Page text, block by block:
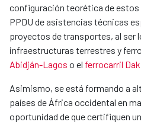
configuración teorética de estos
PPDU de asistencias técnicas
proyectos de transportes, al ser
infraestructuras terrestres y
Abidján-Lagos o el ferrocarril
Asimismo, se está formando a
países de África occidental en
oportunidad de que certifiquen